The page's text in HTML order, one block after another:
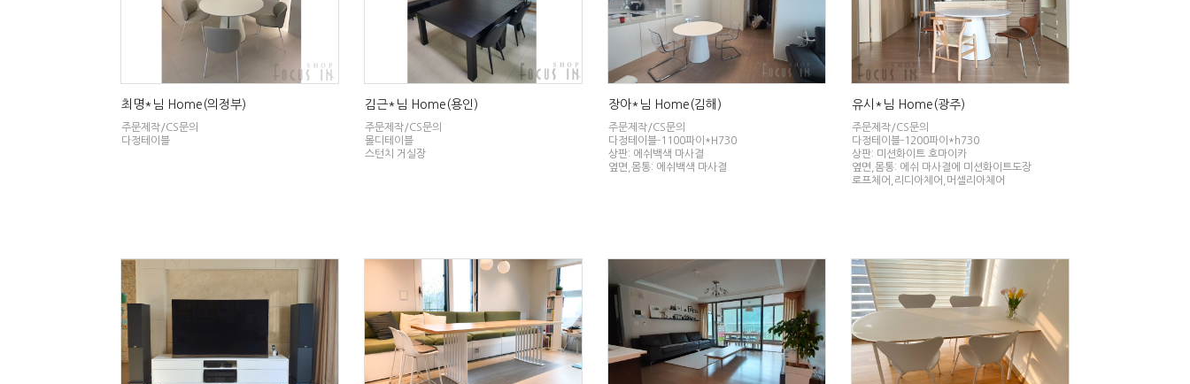
최명*님 Home(의정부)
주문제작/CS문의
다정테이블
김근*님 Home(용인)
주문제작/CS문의
몰디테이블
스턴치 거실장
장아*님 Home(김해)
주문제작/CS문의
다정테이블-1100파이*H730
상판: 에쉬백색 마사결
옆면,몸통: 에쉬백색 마사결
유시*님 Home(광주)
주문제작/CS문의
다정테이블-1200파이*h730
상판: 미션화이트 호마이카
옆면,몸통: 에쉬 마사결에 미션화이트도장
로프체어,리디아체어,머셀리아체어